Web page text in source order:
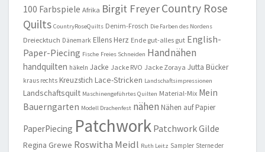
100 Farbspiele Afrika Birgit FreyerCountry Rose
Quilts CountryRoseQuilts Denim-Frosch Die Farben des Nordens
Dreiecktuch Dänemark Ellens Herz Ende gut-alles gut English-
Paper-Piecing Fische Freies Schneiden Handnähen
handquilten häkeln Jacke Jacke RVO Jacke Zoraya Jutta Bücker
kraus rechts Kreuzstich Lace-Stricken Landschaftsimpressionen
Landschaftsquilt Maschinengeführtes Quilten Material-Mix Mein
Bauerngarten Modell Drachenfest nähen Nähen auf Papier
PaperPiecing Patchwork Patchwork Gilde
Regina Grewe Roswitha Meidl Ruth Leitz Sampler Sterne der